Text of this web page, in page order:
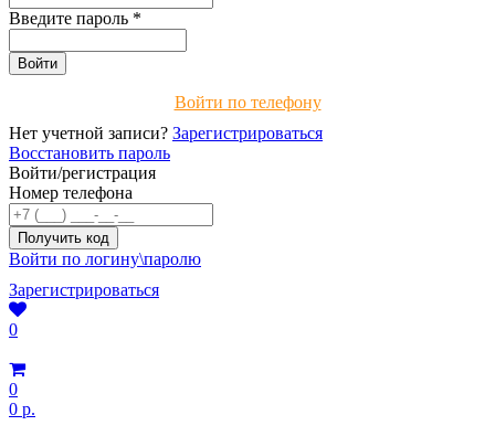
Введите пароль *
Войти по телефону
Нет учетной записи? Зарегистрироваться
Восстановить пароль
Войти/регистрация
Номер телефона
Войти по логину\паролю
Зарегистрироваться
0
0
0 р.